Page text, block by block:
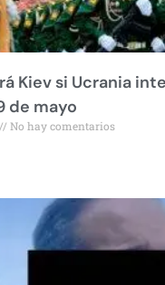
Kiev si Ucrania
de mayo
No hay comentarios